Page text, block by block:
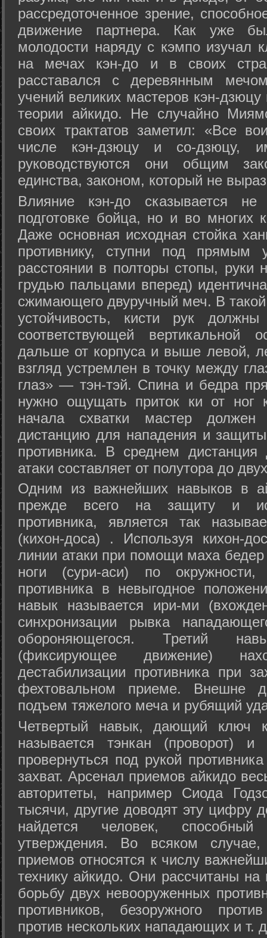
рассредоточенное зрение,
движение партнера. Как уже
молодости наряду с кэмпо изучал
на мечах кэн-до и в своих
расставался с деревянным
учений великих мастеров кэн-
теории айкидо. Не случайно
своих трактатов заметил: «Все
числе кэн-дзюцу и со-дзюцу,
руководствуются они общим
единства, законом, который не
Влияние кэн-до сказывается не
подготовке бойца, но и во многих
Даже основная исходная стойка
противнику, ступни под прямым
расстоянии в полторы стопы, руки
грудью пальцами вперед)
сжимающего двуручный меч. В
устойчивость, кисти рук
соответствующей
дальше от корпуса и выше левой,
взгляд устремлен в точку между
глаз» — тэн-тэй. Спина и бедра
нужно ощущать приток ки от
начала схватки мастер должен
дистанцию для нападения и
противника. В среднем
атаки составляет от полутора до
Одним из важнейших навыков в
прежде всего на защиту и
противника, является так
(кихон-доса) . Используя кихон-
линии атаки при помощи маха
ноги (сури-аси) по
противника в невыгодное
навык называется ири-ми
синхронизации рывка
обороняющегося. Третий
(фиксирующее движение)
дестабилизации противника при
фехтовальном приеме. Внешне
подъем тяжелого меча и рубящий
Четвертый навык, дающий ключ
называется тэнкан (проворот)
провернуться под рукой
захват. Арсенал приемов айкидо
авторитеты, например Сиода
тысячи, другие доводят эту цифру
найдется человек,
утверждения. Во всяком
приемов относятся к числу
технику айкидо. Они рассчитаны
борьбу двух невооруженных
противников, безоружного
против нескольких нападающих и т.